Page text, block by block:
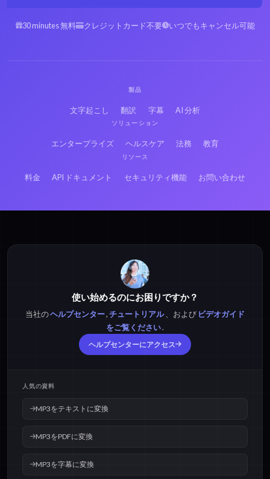
30 minutes 無料 クレジットカード不要 いつでもキャンセル可能
製品
文字起こし 翻訳 字幕 AI 分析
ソリューション
エンタープライズ ヘルスケア 法務 教育
リソース
料金 API ドキュメント セキュリティ機能 お問い合わせ
使い始めるのにお困りですか？
当社のヘルプセンター,チュートリアル、および ビデオガイド
をご覧ください.
ヘルプセンターにアクセス
人気の資料
MP3をテキストに変換
MP3をPDFに変換
MP3を字幕に変換